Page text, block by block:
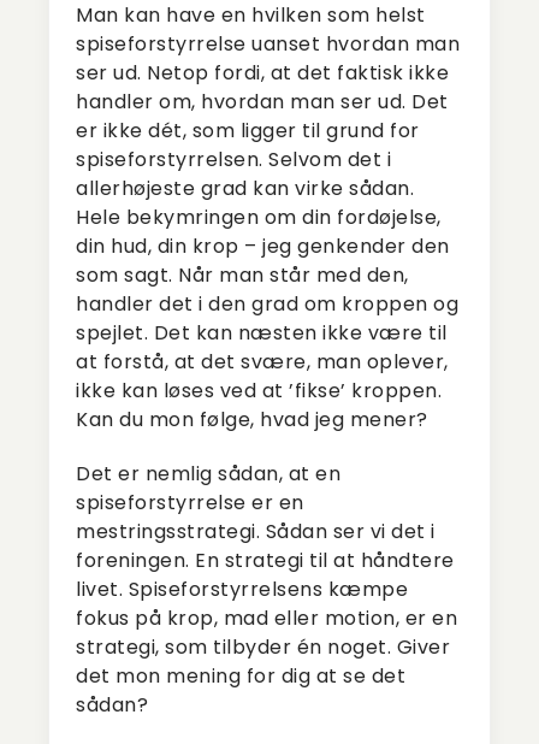
Man kan have en hvilken som helst
spiseforstyrrelse uanset hvordan man
ser ud. Netop fordi, at det faktisk ikke
handler om, hvordan man ser ud. Det
er ikke dét, som ligger til grund for
spiseforstyrrelsen. Selvom det i
allerhøjeste grad kan virke sådan.
Hele bekymringen om din fordøjelse,
din hud, din krop – jeg genkender den
som sagt. Når man står med den,
handler det i den grad om kroppen og
spejlet. Det kan næsten ikke være til
at forstå, at det svære, man oplever,
ikke kan løses ved at ’fikse’ kroppen.
Kan du mon følge, hvad jeg mener?
Det er nemlig sådan, at en
spiseforstyrrelse er en
mestringsstrategi. Sådan ser vi det i
foreningen. En strategi til at håndtere
livet. Spiseforstyrrelsens kæmpe
fokus på krop, mad eller motion, er en
strategi, som tilbyder én noget. Giver
det mon mening for dig at se det
sådan?